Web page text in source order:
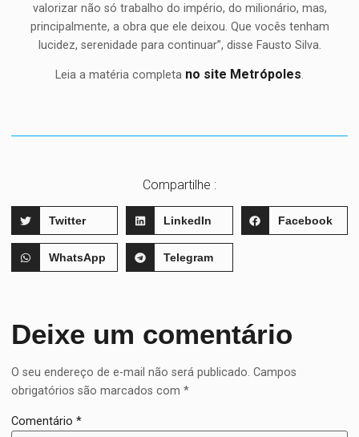
valorizar não só trabalho do império, do milionário, mas,
principalmente, a obra que ele deixou. Que vocês tenham
lucidez, serenidade para continuar”, disse Fausto Silva.
Leia a matéria completa no site Metrópoles.
Compartilhe :
Twitter LinkedIn Facebook
WhatsApp Telegram
Deixe um comentário
O seu endereço de e-mail não será publicado. Campos
obrigatórios são marcados com*
Comentário*